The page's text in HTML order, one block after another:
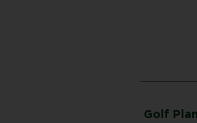
Golf